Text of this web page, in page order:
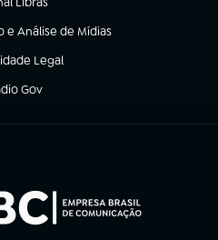
em nova aba)
Análise de Mídias
Legal
nova aba)
Gov
em nova aba)